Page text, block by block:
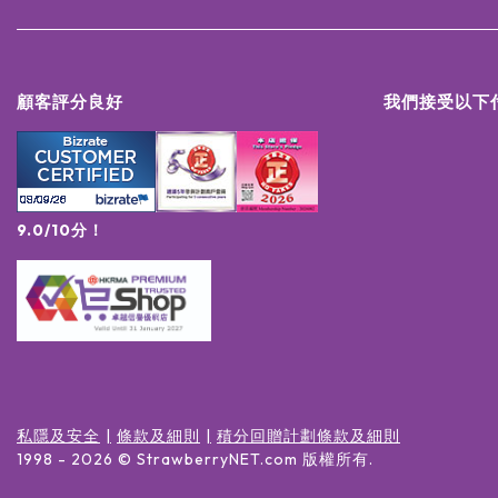
顧客評分良好
9.0/10分！
我們接受以下
私隱及安全 條款及細則
積分回贈計劃條款及細則
1998 - 2026 © StrawberryNET.com 版權所有.